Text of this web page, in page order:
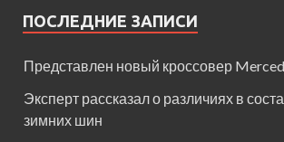
ПОСЛЕДНИЕ ЗАПИСИ
Представлен новый кроссовер
Эксперт рассказал о различиях в
зимних шин